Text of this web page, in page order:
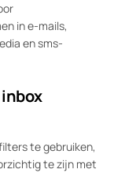
in e-mails,
en sms-
inbox
te gebruiken,
te zijn met